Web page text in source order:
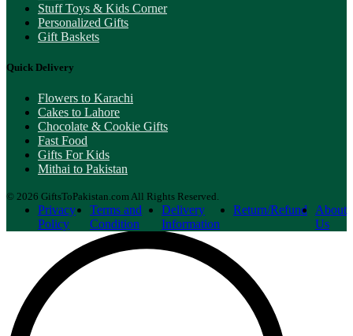
Stuff Toys & Kids Corner
Personalized Gifts
Gift Baskets
Quick Delivery
Flowers to Karachi
Cakes to Lahore
Chocolate & Cookie Gifts
Fast Food
Gifts For Kids
Mithai to Pakistan
© 2026 GiftsToPakistan.com All Rights Reserved.
Privacy
Policy
Terms and
Condition
Delivery
Information
Return/Refund
About
Us